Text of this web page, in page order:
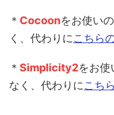
＊ Cocoonをお使い
く、代わりにこちら
＊ Simplicity2をお使
なく、代わりにこち